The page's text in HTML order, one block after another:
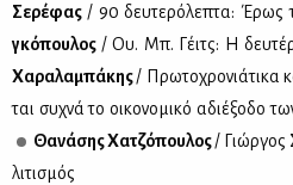
Σε­ρέ­φας / 90 δευ­τε­ρό­λε­πτα: Έρως
γκό­που­λος / Oυ. Μπ. Γέιτς: Η
Χα­ρα­λα­μπά­κης/ Πρω­το­χρο­νιά­τι­κα
ται συ­χνά το οι­κο­νο­μι­κό αδιέ­ξο­δο
Θα­νά­σης Χα­τζό­που­λος/ Γιώρ­γος
λι­τι­σμός